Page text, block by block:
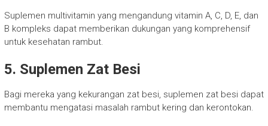
Suplemen multivitamin yang mengandung vitamin A, C, D, E, dan
B kompleks dapat memberikan dukungan yang komprehensif
untuk kesehatan rambut.
5. Suplemen Zat Besi
Bagi mereka yang kekurangan zat besi, suplemen zat besi dapat
membantu mengatasi masalah rambut kering dan kerontokan.